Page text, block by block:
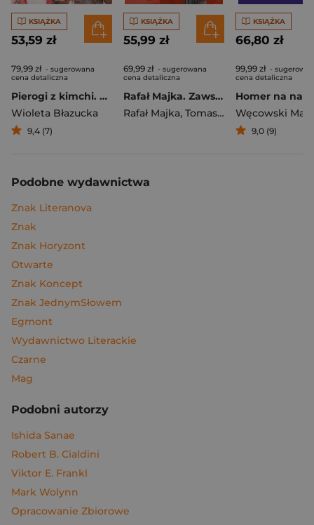
KSIĄŻKA
53,59 zł
79,99 zł - sugerowana
cena detaliczna
Pierogi z kimchi. Moje ulubione azjatyckie przepisy
Wioleta Błazucka
9,4 (7)
KSIĄŻKA
55,99 zł
69,99 zł - sugerowana
cena detaliczna
Rafał Majka. Zawsze z przodu. Rozmawia Tomasz Kalemba - książka z autografem
Rafał Majka, Tomasz Kalemba
KSIĄŻKA
66,80 zł
99,99 zł -
cena detaliczna
Węcowski
9,0 (9)
Podobne wydawnictwa
Znak Literanova
Znak
Znak Horyzont
Otwarte
Znak Koncept
Znak JednymSłowem
Egmont
Wydawnictwo Literackie
Czarne
Mag
Podobni autorzy
Ishida Sanae
Robert B. Cialdini
Viktor E. Frankl
Mark Wolynn
Opracowanie Zbiorowe